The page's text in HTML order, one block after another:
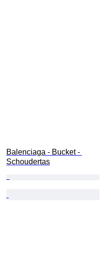
Balenciaga - Bucket -
Schoudertas